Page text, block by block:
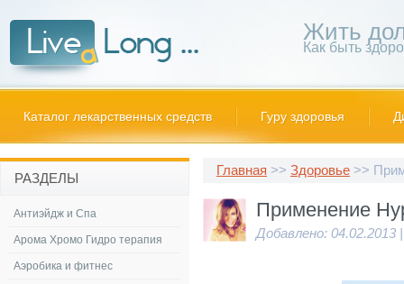
Жить
Как быть
Каталог лекарственных средств Гуру здоровья
Главная >> Здоровье >>
Применение
Добавлено:
РАЗДЕЛЫ
Антиэйдж и Спа
Арома Хромо Гидро терапия
Аэробика и фитнес